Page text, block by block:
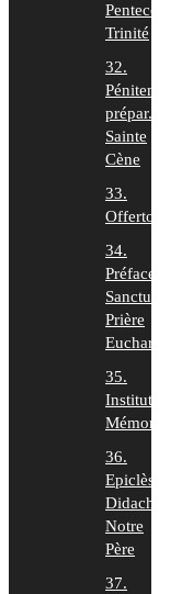
Pentecôte-
Trinité
32.
Pénitence
prépar.
Sainte
Cène
33.
Offertoire
34.
Préface,
Sanctus,
Prière
Euchar.
35.
Institution,
Mémorial
36.
Epiclèse,
Didaché,
Notre
Père
37.